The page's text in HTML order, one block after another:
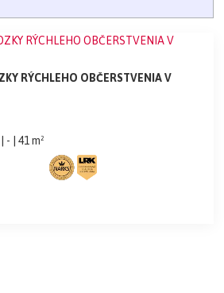
RÝCHLEHO OBČERSTVENIA V
| - | 41 m²